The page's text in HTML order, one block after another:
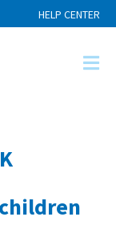
HELP CENTER